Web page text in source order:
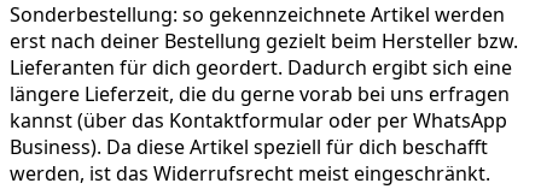
Sonderbestellung: so gekennzeichnete Artikel werden
erst nach deiner Bestellung gezielt beim Hersteller bzw.
Lieferanten für dich geordert. Dadurch ergibt sich eine
längere Lieferzeit, die du gerne vorab bei uns erfragen
kannst (über das Kontaktformular oder per WhatsApp
Business). Da diese Artikel speziell für dich beschafft
werden, ist das Widerrufsrecht meist eingeschränkt.